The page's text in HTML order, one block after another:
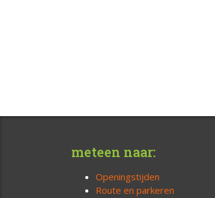
meteen naar:
Openingstijden
Route en parkeren